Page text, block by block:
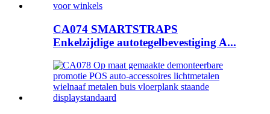
CA074 SMARTSTRAPS
Enkelzijdige autotegelbevestiging A...